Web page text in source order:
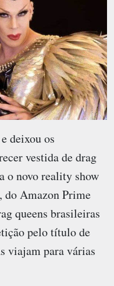
deixou os
vestida de drag
o novo reality show
do Amazon Prime
queens brasileiras
pelo título de
viajam para várias